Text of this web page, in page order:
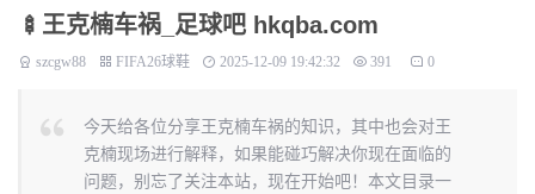
🍢王克楠车祸_足球吧 hkqba.com
szcgw88 FIFA26球鞋 2025-12-09 19:42:32 391 0
今天给各位分享王克楠车祸的知识，其中也会对王
克楠现场进行解释，如果能碰巧解决你现在面临的
问题，别忘了关注本站，现在开始吧！本文目录一